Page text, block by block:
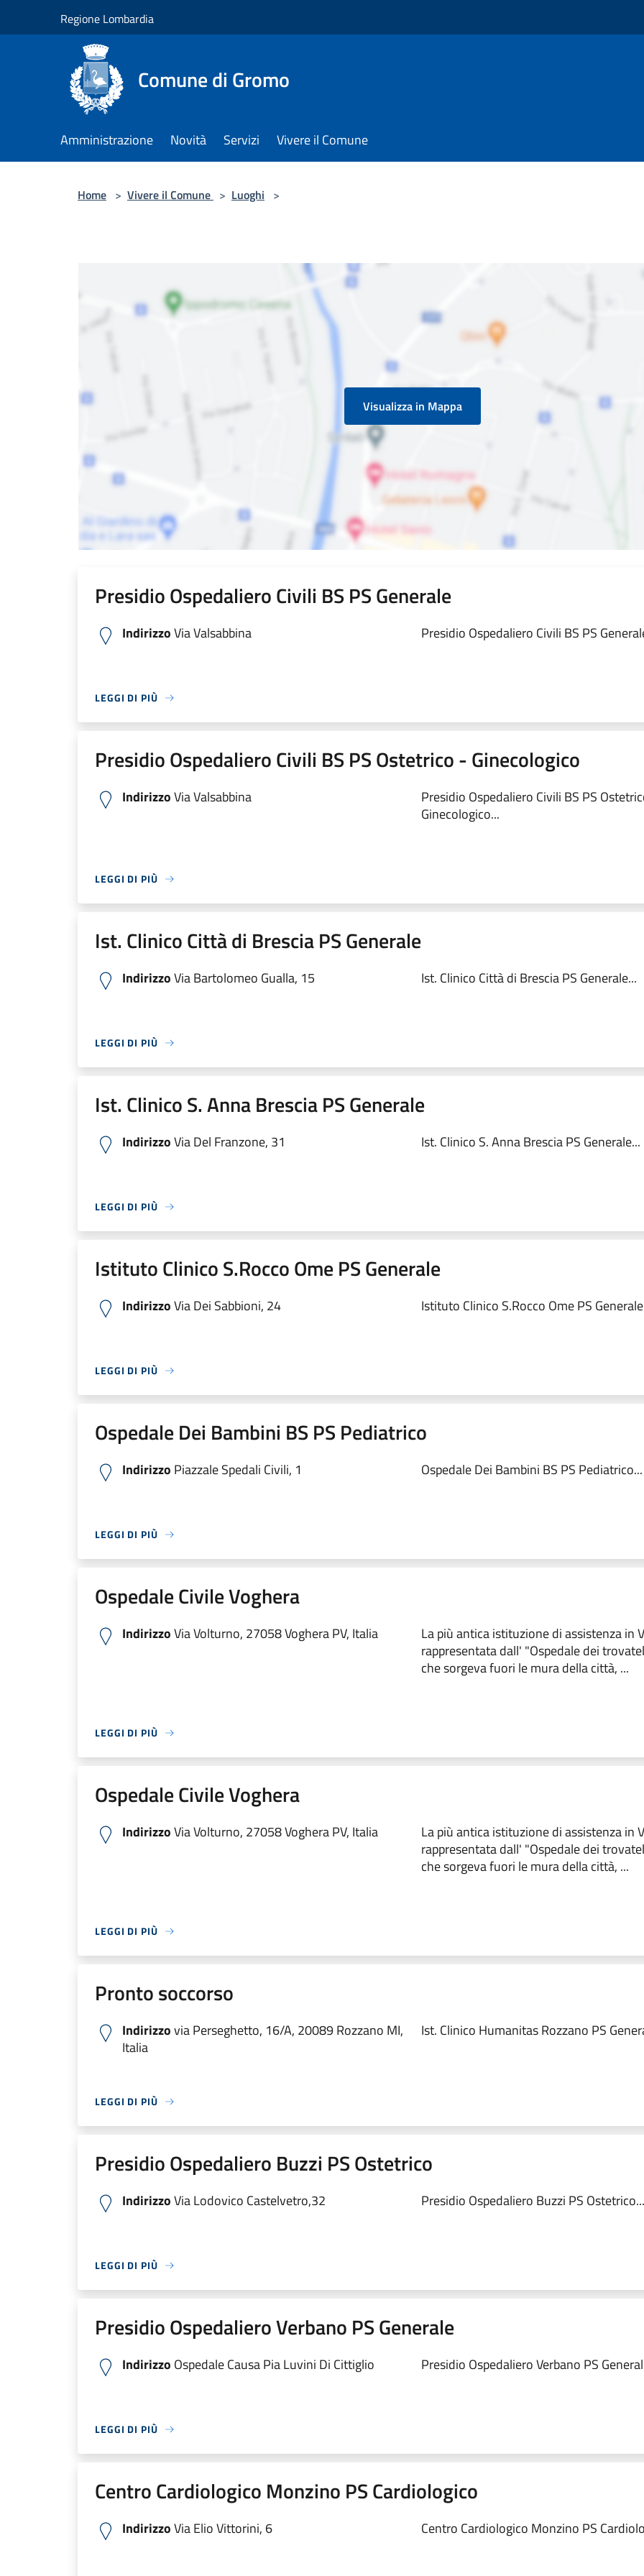
Regione Lombardia
Comune di Gromo
Amministrazione Novità Servizi Vivere il Comune
Home > Vivere il Comune > Luoghi >
Visualizza in Mappa
Presidio Ospedaliero Civili BS PS Generale
IndirizzoVia Valsabbina Presidio Ospedaliero Civili BS PS
LEGGI DI PIÙ
Presidio Ospedaliero Civili BS PS Ostetrico - Ginecologico
IndirizzoVia Valsabbina
Presidio Ospedaliero Civili BS PS
Ginecologico...
LEGGI DI PIÙ
Ist. Clinico Città di Brescia PS Generale
IndirizzoVia Bartolomeo Gualla, 15 Ist. Clinico Città di Brescia PS Generale...
LEGGI DI PIÙ
Ist. Clinico S. Anna Brescia PS Generale
IndirizzoVia Del Franzone, 31 Ist. Clinico S. Anna Brescia PS Generale...
LEGGI DI PIÙ
Istituto Clinico S.Rocco Ome PS Generale
IndirizzoVia Dei Sabbioni, 24 Istituto Clinico S.Rocco Ome PS
LEGGI DI PIÙ
Ospedale Dei Bambini BS PS Pediatrico
Indirizzo Piazzale Spedali Civili, 1 Ospedale Dei Bambini BS PS Pediatrico...
LEGGI DI PIÙ
Ospedale Civile Voghera
IndirizzoVia Volturno, 27058 Voghera PV, Italia
La più antica istituzione di assistenza in
rappresentata dall' "Ospedale dei
che sorgeva fuori le mura della città, ...
LEGGI DI PIÙ
Ospedale Civile Voghera
IndirizzoVia Volturno, 27058 Voghera PV, Italia
La più antica istituzione di assistenza in
rappresentata dall' "Ospedale dei
che sorgeva fuori le mura della città, ...
LEGGI DI PIÙ
Pronto soccorso
Indirizzovia Perseghetto, 16/A, 20089 Rozzano MI,
Italia
Ist. Clinico Humanitas Rozzano PS
LEGGI DI PIÙ
Presidio Ospedaliero Buzzi PS Ostetrico
IndirizzoVia Lodovico Castelvetro,32 Presidio Ospedaliero Buzzi PS Ostetrico...
LEGGI DI PIÙ
Presidio Ospedaliero Verbano PS Generale
Indirizzo Ospedale Causa Pia Luvini Di Cittiglio Presidio Ospedaliero Verbano PS
LEGGI DI PIÙ
Centro Cardiologico Monzino PS Cardiologico
IndirizzoVia Elio Vittorini, 6 Centro Cardiologico Monzino PS